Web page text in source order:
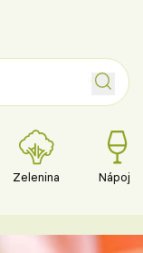
Zelenina Nápoje